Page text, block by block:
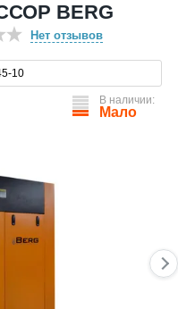
BERG
Нет отзывов
10
В наличии:
Мало